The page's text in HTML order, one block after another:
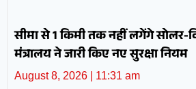
सीमा से 1 किमी तक नहीं लगेंगे सोलर-
मंत्रालय ने जारी किए नए सुरक्षा नियम
August 8, 2026 11:31 am